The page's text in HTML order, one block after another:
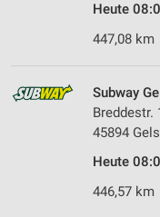
Heute
447,08 km
Subway
Breddestr.
45894
Heute
446,57 km